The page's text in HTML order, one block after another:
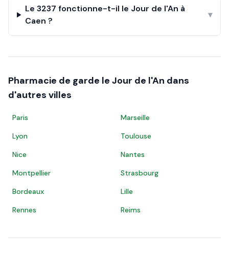
Le 3237 fonctionne-t-il le Jour de l'An à
Caen ?
▾
Pharmacie de garde le Jour de l'An dans
d'autres villes
Paris
Marseille
Lyon
Toulouse
Nice
Nantes
Montpellier
Strasbourg
Bordeaux
Lille
Rennes
Reims